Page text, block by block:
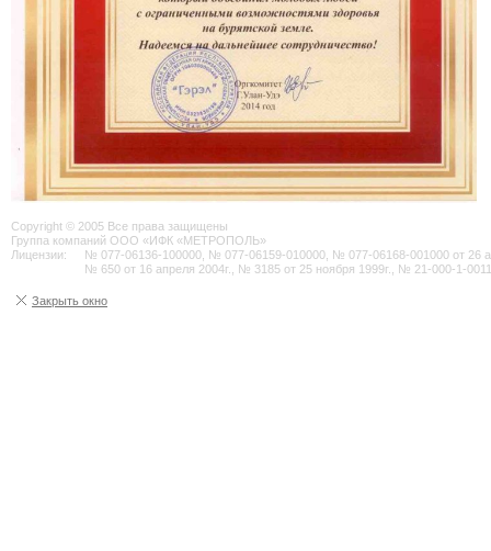
Copyright © 2005 Все права защищены
Группа компаний ООО «ИФК «МЕТРОПОЛЬ»
Лицензии:
№ 077-06136-100000, № 077-06159-010000, № 077-06168-001000 от 26
№ 650 от 16 апреля 2004г., № 3185 от 25 ноября 1999г., № 21-000-1-
Закрыть окно